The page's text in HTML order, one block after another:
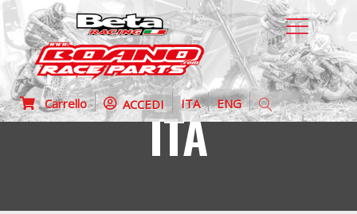
Carrello ACCEDI ITA ENG
ITA